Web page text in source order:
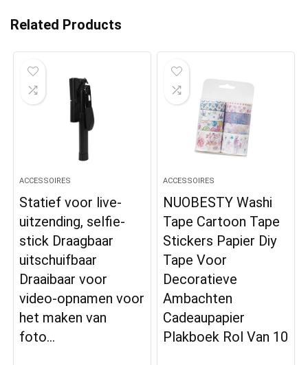
Related Products
ACCESSOIRES
Statief voor live-
uitzending, selfie-
stick Draagbaar
uitschuifbaar
Draaibaar voor
video-opnamen voor
het maken van
foto…
ACCESSOIRES
NUOBESTY Washi
Tape Cartoon Tape
Stickers Papier Diy
Tape Voor
Decoratieve
Ambachten
Cadeaupapier
Plakboek Rol Van 10